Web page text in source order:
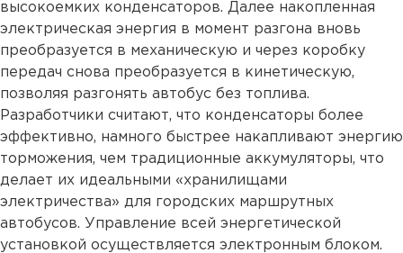
высокоемких конденсаторов. Далее накопленная
электрическая энергия в момент разгона вновь
преобразуется в механическую и через коробку
передач снова преобразуется в кинетическую,
позволяя разгонять автобус без топлива.
Разработчики считают, что конденсаторы более
эффективно, намного быстрее накапливают энергию
торможения, чем традиционные аккумуляторы, что
делает их идеальными «хранилищами
электричества» для городских маршрутных
автобусов. Управление всей энергетической
установкой осуществляется электронным блоком.